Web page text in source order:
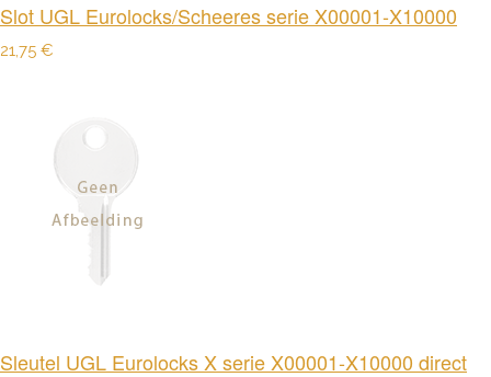
Slot UGL Eurolocks/Scheeres serie X00001-X10000
21,75 €
Sleutel UGL Eurolocks X serie X00001-X10000 direct